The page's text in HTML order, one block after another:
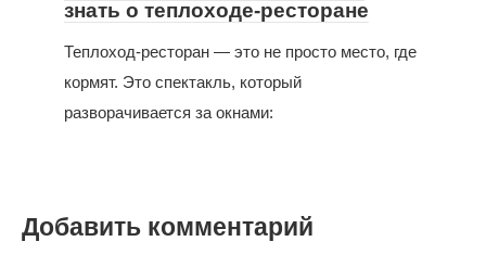
знать о теплоходе-ресторане
Теплоход-ресторан — это не просто место, где
кормят. Это спектакль, который
разворачивается за окнами:
Добавить комментарий